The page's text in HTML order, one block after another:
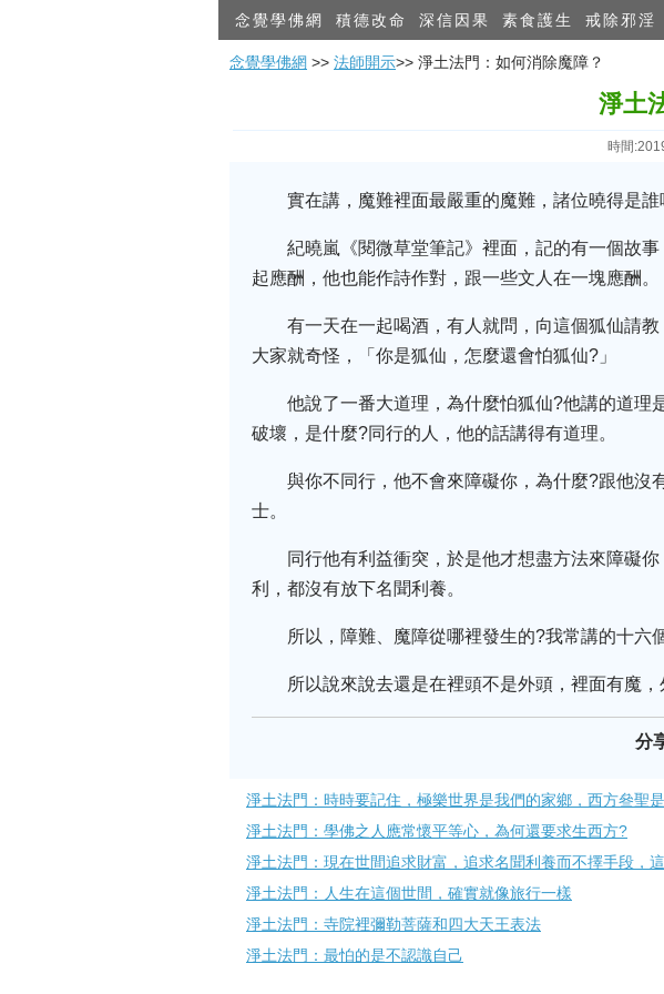
念覺學佛網 積德改命 深信因果 素食護生 戒除邪淫
念覺學佛網 >> 法師開示>> 淨土法門：如何消除魔​障？
淨土
時間
實在講，魔難裡面最嚴重的魔難，諸位曉得是
紀曉嵐《閱微草堂筆記》裡面，記的有一個故
起應酬，他也能作詩作對，跟一些文人在一塊應酬。
有一天在一起喝酒，有人就問，向這個狐仙請
大家就奇怪，「你是狐仙，怎麼還會怕狐仙?」
他說了一番大道理，為什麼怕狐仙?他講的道理
破壞，是什麼?同行的人，他的話講得有道理。
與你不同行，他不會來障礙你，為什麼?跟他沒
士。
同行他有利益衝突，於是他才想盡方法來障礙
利，都沒有放下名聞利養。
所以，障難、魔障從哪裡發生的?我常講的十六
所以說來說去還是在裡頭不是外頭，裡面有魔
分
淨土法門：時時要記住，極樂世界是我們的家鄉，西方叄聖
淨土法門：學佛之人應常懷平等心，為何還要求生西方?
淨土法門：現在世間追求財富，追求名聞利養而不擇手段，
淨土法門：人生在這個世間，確實就像旅行一樣
淨土法門：寺院裡彌勒菩薩和四大天王表法
淨土法門：最怕的是不認識自己